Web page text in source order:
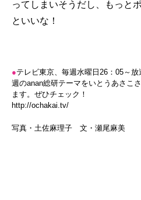
ってしまいそうだし、もっと
といいな！
●テレビ東京、毎週水曜日26：05～
週のanan総研テーマをいとうあさこ
ます。ぜひチェック！
http://ochakai.tv/
写真・土佐麻理子 文・瀬尾麻美